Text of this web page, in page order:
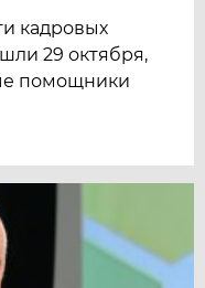
кадровых
29 октября,
помощники